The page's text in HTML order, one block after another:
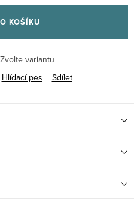
KOŠÍKU
Zvolte variantu
Hlídací pes Sdílet